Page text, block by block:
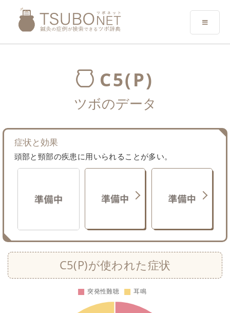
C5(P)
ツボのデータ
症状と効果
頭部と頸部の疾患に用いられることが多い。
C5(P)が使われた症状